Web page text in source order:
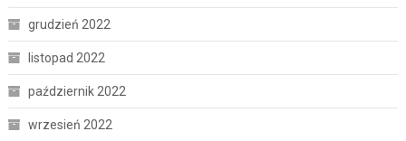
grudzień 2022
listopad 2022
październik 2022
wrzesień 2022